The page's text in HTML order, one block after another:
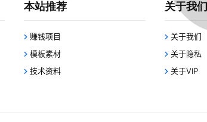
本站推荐
赚钱项目
模板素材
技术资料
关于我们
关于我们
关于隐私
关于VIP